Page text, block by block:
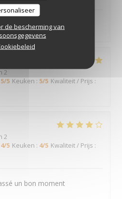
de bescherming van
au top
2
5/5 Keuken : 5/5 Kwaliteit / Prijs :
2
4/5 Keuken : 4/5 Kwaliteit / Prijs :
un bon moment